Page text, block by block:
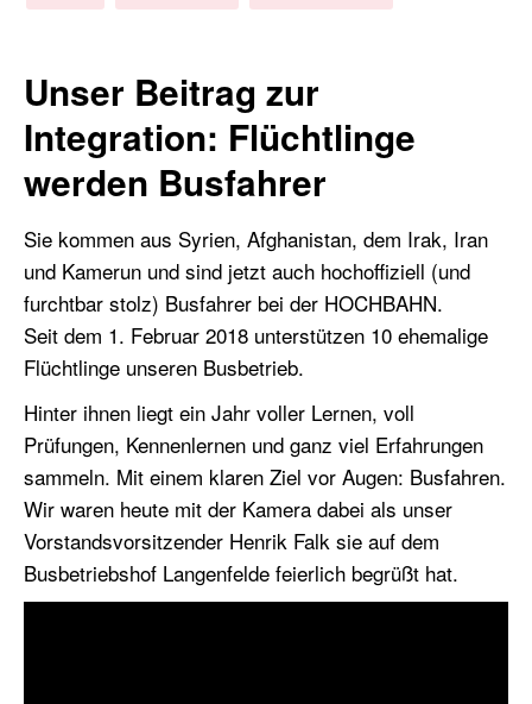
Unser Beitrag zur
Integration: Flüchtlinge
werden Busfahrer
Sie kommen aus Syrien, Afghanistan, dem Irak, Iran
und Kamerun und sind jetzt auch hochoffiziell (und
furchtbar stolz) Busfahrer bei der HOCHBAHN.
Seit dem 1. Februar 2018 unterstützen 10 ehemalige
Flüchtlinge unseren Busbetrieb.
Hinter ihnen liegt ein Jahr voller Lernen, voll
Prüfungen, Kennenlernen und ganz viel Erfahrungen
sammeln. Mit einem klaren Ziel vor Augen: Busfahren.
Wir waren heute mit der Kamera dabei als unser
Vorstandsvorsitzender Henrik Falk sie auf dem
Busbetriebshof Langenfelde feierlich begrüßt hat.